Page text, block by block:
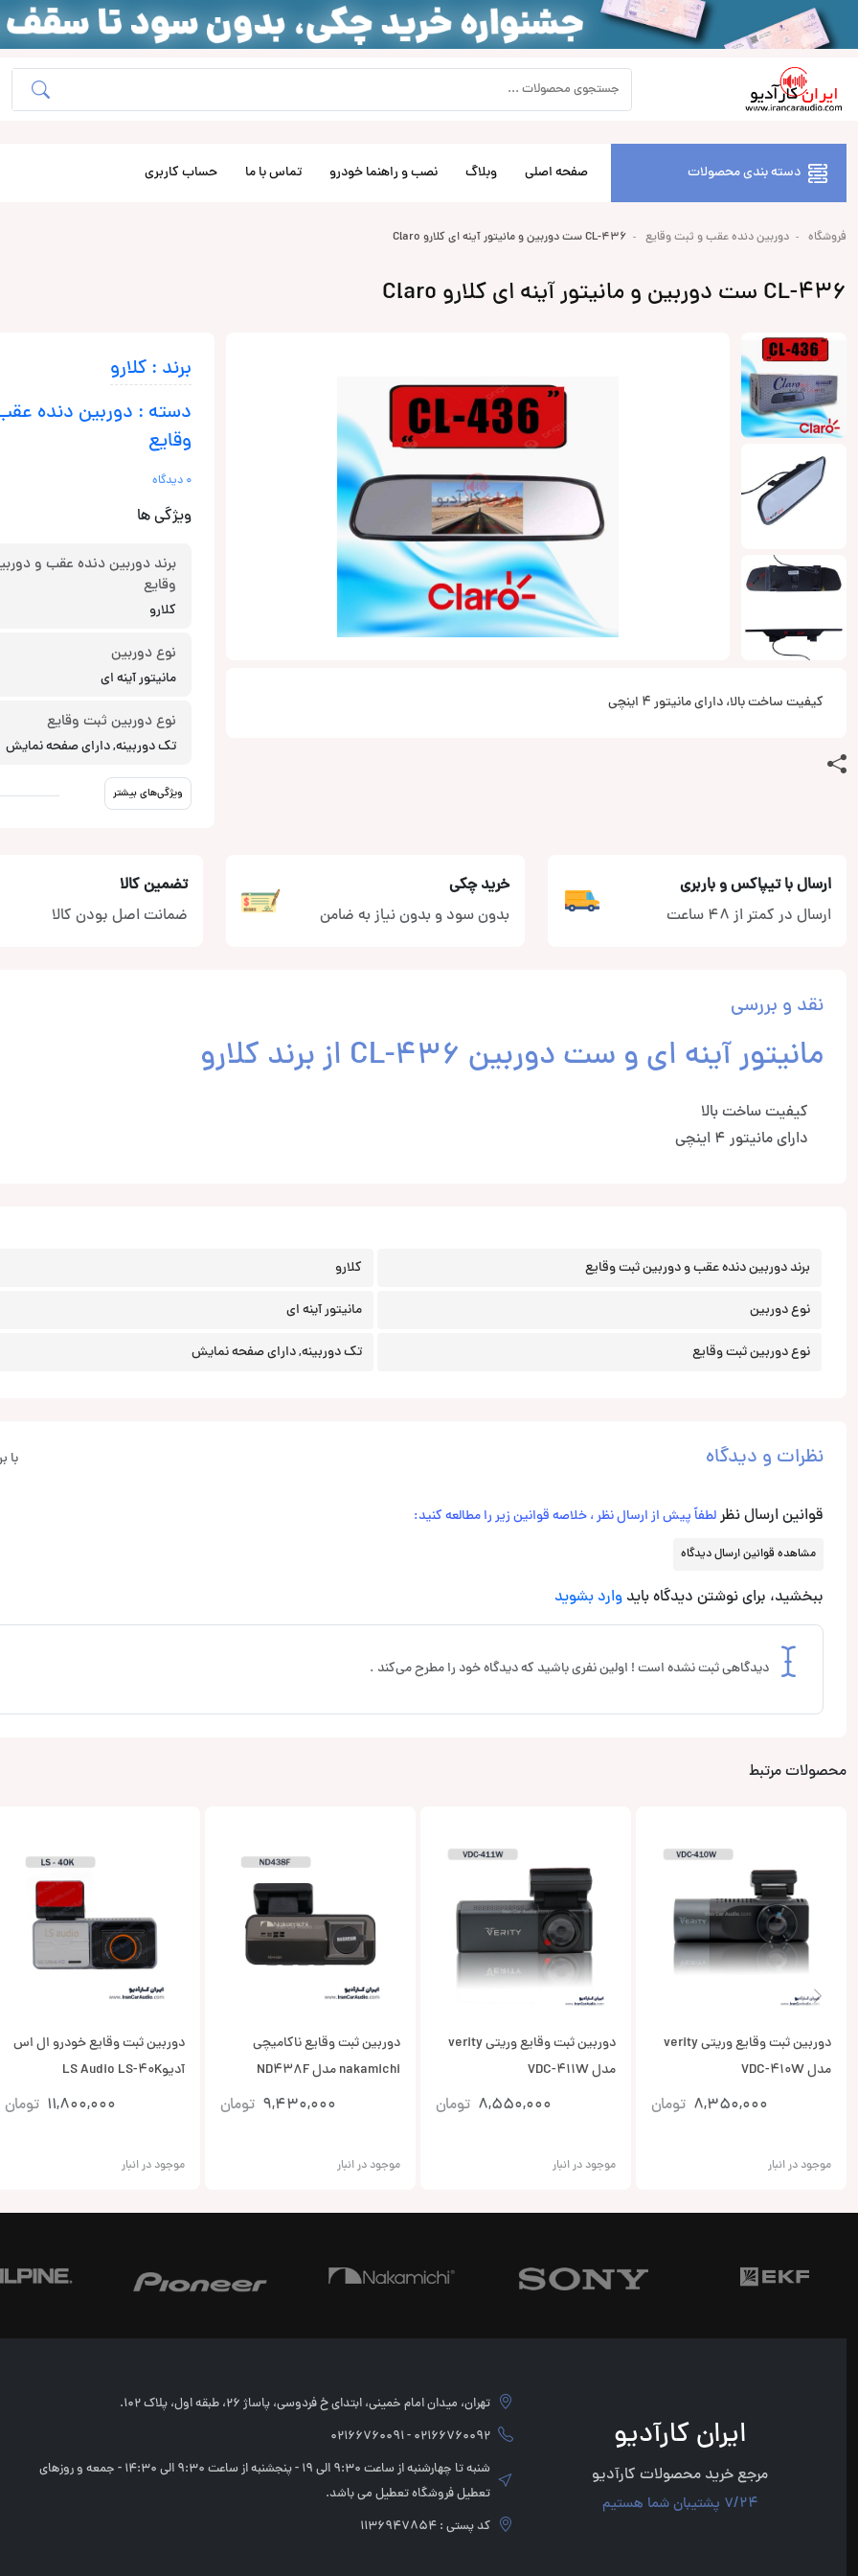
دسته بندی محصولات صفحه اصلی وبلاگ نصب و راهنما خودرو تماس با ما حساب کاربری
فروشگاه دوربین دنده عقب و ثبت وقایع CL-436 ست دوربین و مانیتور آینه ای کلارو Claro
CL-436 ست دوربین و مانیتور آینه ای کلارو Claro
کیفیت ساخت بالا، دارای مانیتور 4 اینچی
برند : کلارو
دسته : دوربین دنده
وقایع
0 دیدگاه
ویژگی ها
برند دوربین دنده عقب و
وقایع
کلارو
نوع دوربین
مانیتور آینه ای
نوع دوربین ثبت وقایع
تک دوربینه, دارای صفحه نمایش
ویژگی‌های بیشتر
ارسال با تیپاکس و باربری
ارسال در کمتر از 48 ساعت
خرید چکی
بدون سود و بدون نیاز به ضامن
تضمین کالا
ضمانت اصل بودن کالا
نقد و بررسی
مانیتور آینه ای و ست دوربین CL-436 از برند کلارو
کیفیت ساخت بالا
دارای مانیتور 4 اینچی
برند دوربین دنده عقب و دوربین ثبت وقایع کلارو
نوع دوربین مانیتور آینه ای
نوع دوربین ثبت وقایع تک دوربینه, دارای صفحه نمایش
نظرات و دیدگاه با
قوانین ارسال نظرلطفاً پیش از ارسال نظر ، خلاصه قوانین زیر را مطالعه کنید:
مشاهده قوانین ارسال دیدگاه
ببخشید، برای نوشتن دیدگاه باید وارد بشوید
دیدگاهی ثبت نشده است ! اولین نفری باشید که دیدگاه خود را مطرح می‌کند .
محصولات مرتبط
دوربین ثبت وقایع وریتی verity
مدل VDC-410W
8,350,000 تومان
موجود در انبار
دوربین ثبت وقایع وریتی verity
مدل VDC-411W
8,550,000 تومان
موجود در انبار
دوربین ثبت وقایع ناکامیچی
nakamichi مدل ND438F
9,430,000 تومان
موجود در انبار
دوربین ثبت وقایع خودرو ال اس
آدیوLS Audio LS-40K
11,800,000 تومان
موجود در انبار
ایران کارآدیو
مرجع خرید محصولات کارآدیو
7/24 پشتیبان شما هستیم
تهران، میدان امام خمینی، ابتدای خ فردوسی، پاساژ 26، طبقه اول، پلاک 102.
02166760092 - 02166760091
شنبه تا چهارشنبه از ساعت 9:30 الی 19 - پنجشنبه از ساعت 9:30 الی 14:30 - جمعه و روزهای
تعطیل فروشگاه تعطیل می باشد.
کد پستی : 1136947854